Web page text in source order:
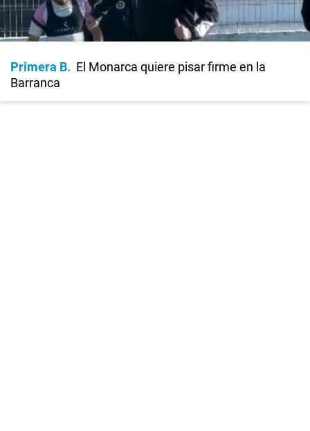
Primera B
El Monarca quiere pisar firme en la
Barranca